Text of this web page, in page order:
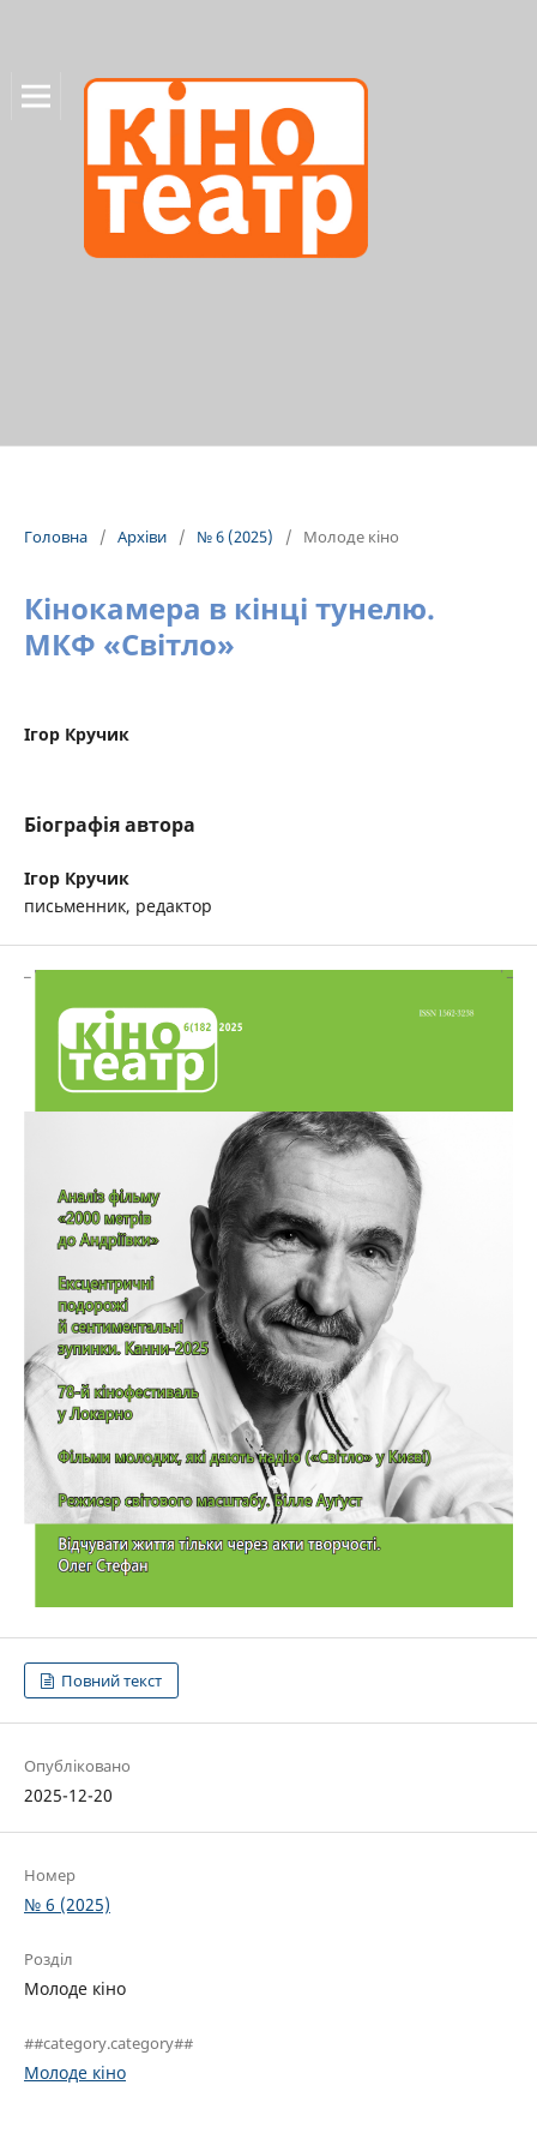
Головна / Архіви / № 6 (2025) / Молоде кіно
Кінокамера в кінці тунелю.
МКФ «Світло»
Ігор Кручик
Біографія автора
Ігор Кручик
письменник, редактор
Повний текст
Опубліковано
2025-12-20
Номер
№ 6 (2025)
Розділ
Молоде кіно
##category.category##
Молоде кіно